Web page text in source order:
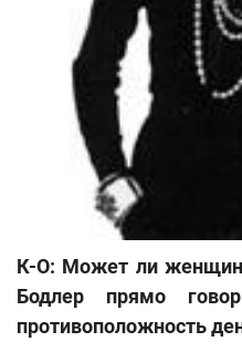
К-О: Может ли
Бодлер прямо
противоположность